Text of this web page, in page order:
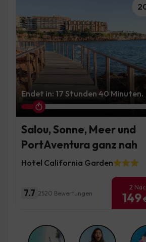
Endet in: 17 Stunden 40 Minuten.
Salou, Sonne, Meer und
PortAventura ganz nah
Hotel California Garden
7.7 2520 Bewertungen
2
149